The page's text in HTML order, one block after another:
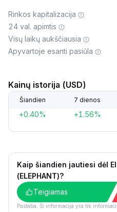
Rinkos kapitalizacija
24 val. apimtis
Visų laikų aukščiausia
Apyvartoje esanti pasiūla
Kainų istorija (USD)
Šiandien 7 dienos
+0.40% +1.56%
Kaip šiandien jautiesi dėl
(ELEPHANT)?
Teigiamas
Pastaba. Ši informacija yra tik